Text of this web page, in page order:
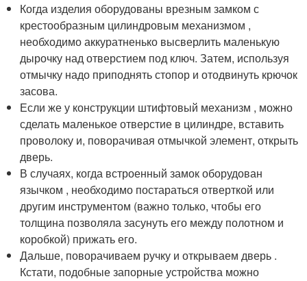
Когда изделия оборудованы врезным замком с
крестообразным цилиндровым механизмом ,
необходимо аккуратненько высверлить маленькую
дырочку над отверстием под ключ. Затем, используя
отмычку надо приподнять стопор и отодвинуть крючок
засова.
Если же у конструкции штифтовый механизм , можно
сделать маленькое отверстие в цилиндре, вставить
проволоку и, поворачивая отмычкой элемент, открыть
дверь.
В случаях, когда встроенный замок оборудован
язычком , необходимо постараться отверткой или
другим инструментом (важно только, чтобы его
толщина позволяла засунуть его между полотном и
коробкой) прижать его.
Дальше, поворачиваем ручку и открываем дверь .
Кстати, подобные запорные устройства можно